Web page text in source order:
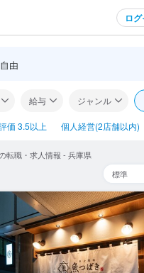
ロ
ログイン・無料会員登録
由
給与 ジャンル
価 3.5以上 個人経営(2店舗以内)
転職・求人情報 - 兵庫県